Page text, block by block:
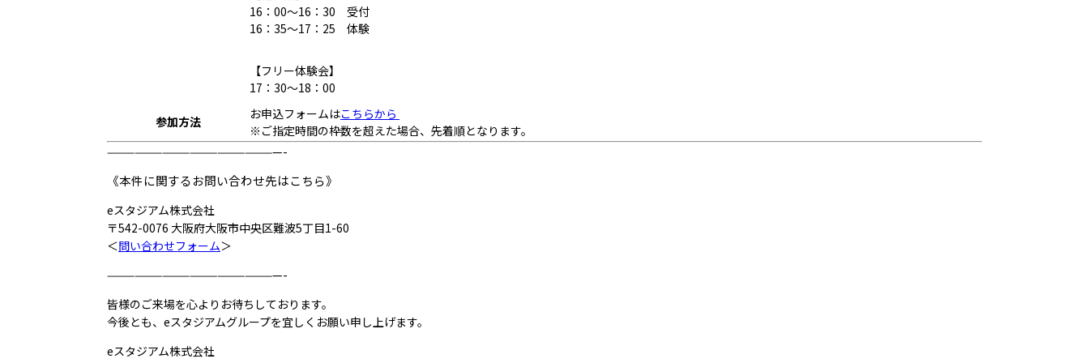
16：00～16：30 受付
16：35～17：25 体験
【フリー体験会】
17：30～18：00
参加方法 お申込フォームはこちらから
※ご指定時間の枠数を超えた場合、先着順となります。
———————————————————-
《本件に関するお問い合わせ先はこちら》
eスタジアム株式会社
〒542-0076 大阪府大阪市中央区難波5丁目1-60
＜問い合わせフォーム＞
———————————————————-
皆様のご来場を心よりお待ちしております。
今後とも、eスタジアムグループを宜しくお願い申し上げます。
eスタジアム株式会社